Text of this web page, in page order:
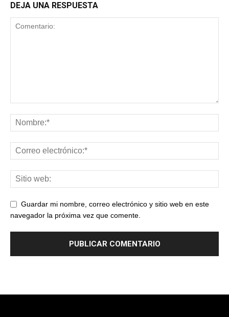
DEJA UNA RESPUESTA
Guardar mi nombre, correo electrónico y sitio web en este
navegador la próxima vez que comente.